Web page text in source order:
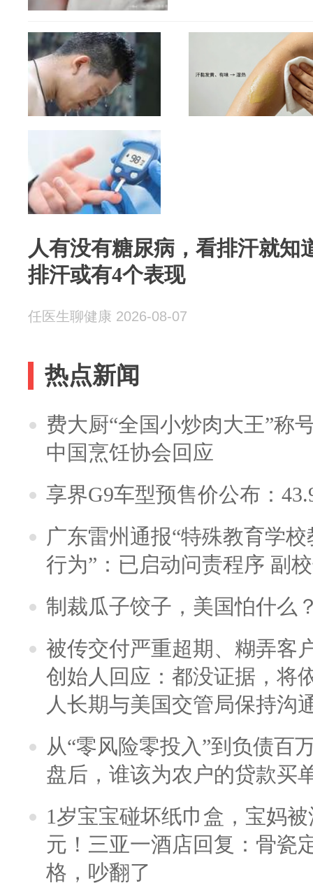
人有没有糖尿病，看排汗就知
排汗或有4个表现
任医生聊健康 2026-08-07
热点新闻
费大厨“全国小炒肉大王”称
中国烹饪协会回应
享界G9车型预售价公布：
广东雷州通报“特殊教育学
行为”：已启动问责程序 副
制裁瓜子饺子，美国怕什么
被传交付严重超期、糊弄客
创始人回应：都没证据，将
人长期与美国交管局保持沟
从“零风险零投入”到负债百
盘后，谁该为农户的贷款买
1岁宝宝碰坏纸巾盒，宝妈
元！三亚一酒店回复：骨瓷
格，吵翻了